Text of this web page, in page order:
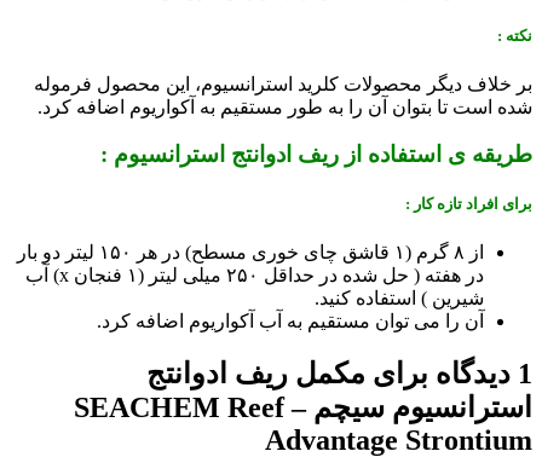
نکته :
بر خلاف دیگر محصولات کلرید استرانسیوم، این محصول فرموله
شده است تا بتوان آن را به طور مستقیم به آکواریوم اضافه کرد.
طریقه ی استفاده از ریف ادوانتج استرانسیوم :
برای افراد تازه کار :
از ۸ گرم (۱ قاشق چای خوری مسطح) در هر ۱۵۰ لیتر دو بار
در هفته ( حل شده در حداقل ۲۵۰ میلی لیتر (۱ فنجان x) آب
شیرین ) استفاده کنید.
آن را می توان مستقیم به آب آکواریوم اضافه کرد.
1 دیدگاه برای
مکمل ریف ادوانتج
استرانسیوم سیچم – SEACHEM Reef
Advantage Strontium